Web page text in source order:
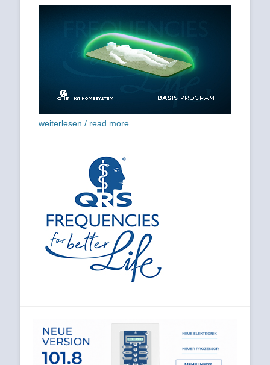
weiterlesen / read more...